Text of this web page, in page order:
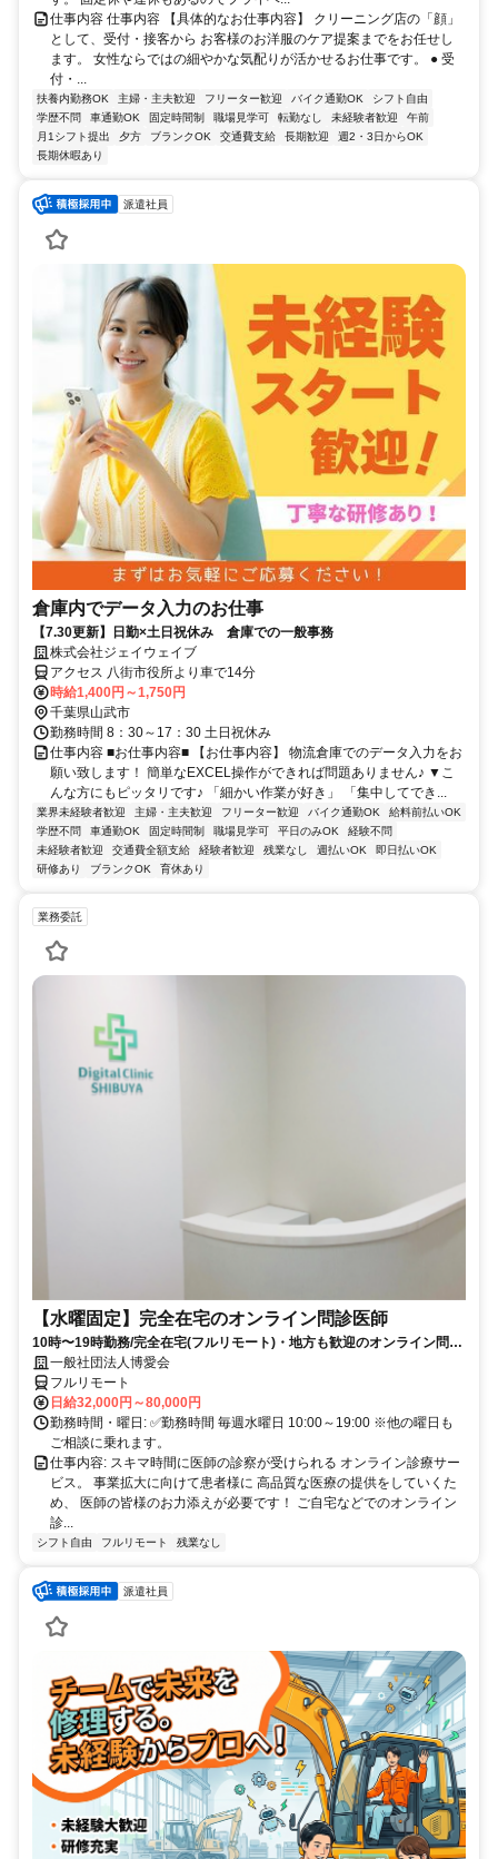
仕事内容 仕事内容 【具体的なお仕事内容】 クリーニング店の「顔」
として、受付・接客から お客様のお洋服のケア提案までをお任せし
ます。 女性ならではの細やかな気配りが活かせるお仕事です。 ● 受
付・...
扶養内勤務OK 主婦・主夫歓迎 フリーター歓迎 バイク通勤OK
シフト自由
学歴不問
車通勤OK 固定時間制 職場見学可 転勤なし 未経験者歓迎
午前
月1シフト提出
夕方 ブランクOK 交通費支給 長期歓迎
週2・3日からOK
長期休暇あり
派遣社員
倉庫内でデータ入力のお仕事
【7.30更新】日勤×土日祝休み 倉庫での一般事務
株式会社ジェイウェイブ
アクセス 八街市役所より車で14分
時給1,400円～1,750円
千葉県山武市
勤務時間 8：30～17：30 土日祝休み
仕事内容 ■お仕事内容■ 【お仕事内容】 物流倉庫でのデータ入力をお
願い致します！ 簡単なEXCEL操作ができれば問題ありません♪ ▼こ
んな方にもピッタリです♪ 「細かい作業が好き」 「集中してでき...
業界未経験者歓迎 主婦・主夫歓迎 フリーター歓迎 バイク通勤OK
給料前払いOK
学歴不問
車通勤OK 固定時間制 職場見学可 平日のみOK
経験不問
未経験者歓迎
交通費全額支給 経験者歓迎 残業なし 週払いOK
即日払いOK
研修あり
ブランクOK 育休あり
業務委託
【水曜固定】完全在宅のオンライン問診医師
10時〜19時勤務/完全在宅(フルリモート)・地方も歓迎のオンライン問診
業務一般社団法人博愛会
フルリモート
日給32,000円～80,000円
勤務時間・曜日: ✅勤務時間 毎週水曜日 10:00～19:00 ※他の曜日も
ご相談に乗れます。
仕事内容: スキマ時間に医師の診察が受けられる オンライン診療サー
ビス。 事業拡大に向けて患者様に 高品質な医療の提供をしていくた
め、 医師の皆様のお力添えが必要です！ ご自宅などでのオンライン
診...
シフト自由 フルリモート 残業なし
派遣社員